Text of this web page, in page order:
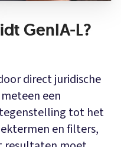
GenIA-L?
direct juridische
een
tot het
en filters,